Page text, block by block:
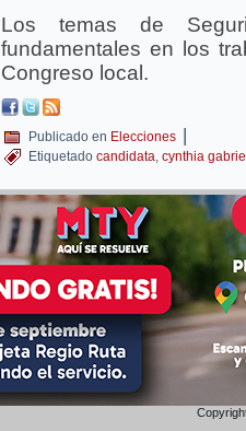
Los temas de
fundamentales en los
Congreso local.
Publicado en Elecciones |
Etiquetado candidata, cynthia